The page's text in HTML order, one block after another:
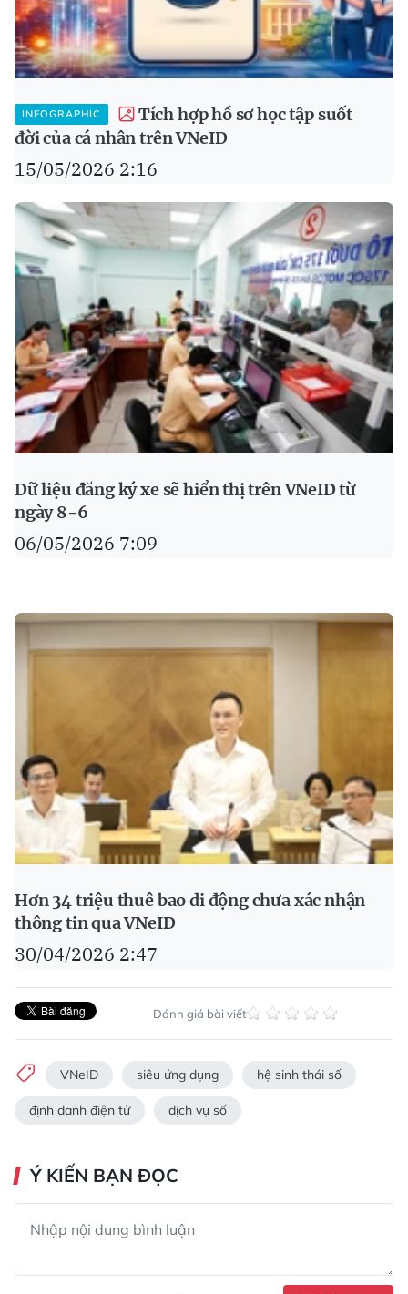
INFOGRAPHIC
Tích hợp hồ sơ học tập suốt
đời của cá nhân trên VNeID
15/05/2026 2:16
Dữ liệu đăng ký xe sẽ hiển thị trên VNeID từ
ngày 8-6
06/05/2026 7:09
Hơn 34 triệu thuê bao di động chưa xác nhận
thông tin qua VNeID
30/04/2026 2:47
Đánh giá bài viết
VNeID siêu ứng dụng hệ sinh thái số
định danh điện tử dịch vụ số
Ý KIẾN BẠN ĐỌC